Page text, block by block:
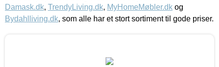
Damask.dk, TrendyLiving.dk, MyHomeMøbler.dk og
Bydahlliving.dk, som alle har et stort sortiment til gode priser.